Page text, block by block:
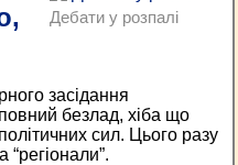
Дебати у розпалі
засідання
безлад, хіба що
сил. Цього разу